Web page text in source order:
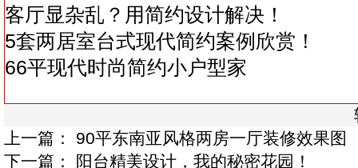
客厅显杂乱？用简约设计解决！
5套两居室台式现代简约案例欣赏！
66平现代时尚简约小户型家
上一篇： 90平东南亚风格两房一厅装修效果图
下一篇：
阳台精美设计，我的秘密花园！